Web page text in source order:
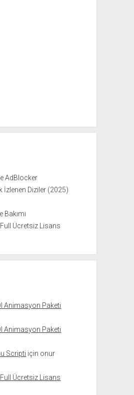
AdBlocker
İzlenen Diziler (2025)
Bakımı
Ücretsiz Lisans
Animasyon Paketi
Animasyon Paketi
Scripti için onur
Ücretsiz Lisans